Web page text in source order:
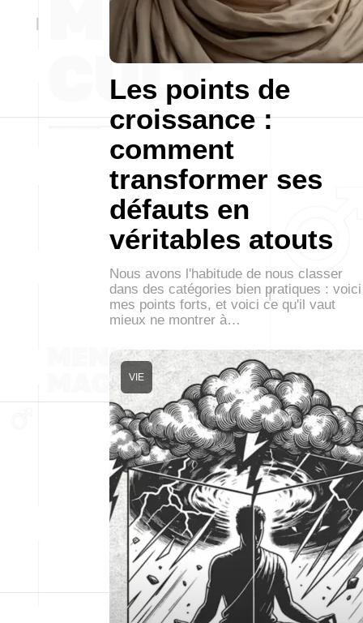
Les points de
croissance :
comment
transformer ses
défauts en
véritables atouts
Nous avons l'habitude de nous classer
dans des catégories bien pratiques : voici
mes points forts, et voici ce qu'il vaut
mieux ne montrer à…
VIE